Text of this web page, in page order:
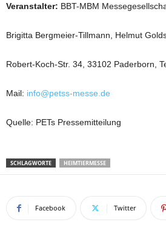
Veranstalter: BBT-MBM
Brigitta Bergmeier-Tillmann, Helmut
Robert-Koch-Str. 34, 33102 Paderborn,
Mail: info@petss-messe.de
Quelle: PETs Pressemitteilung
SCHLAGWORTE HEIMTIERMESSE
Facebook Twitter